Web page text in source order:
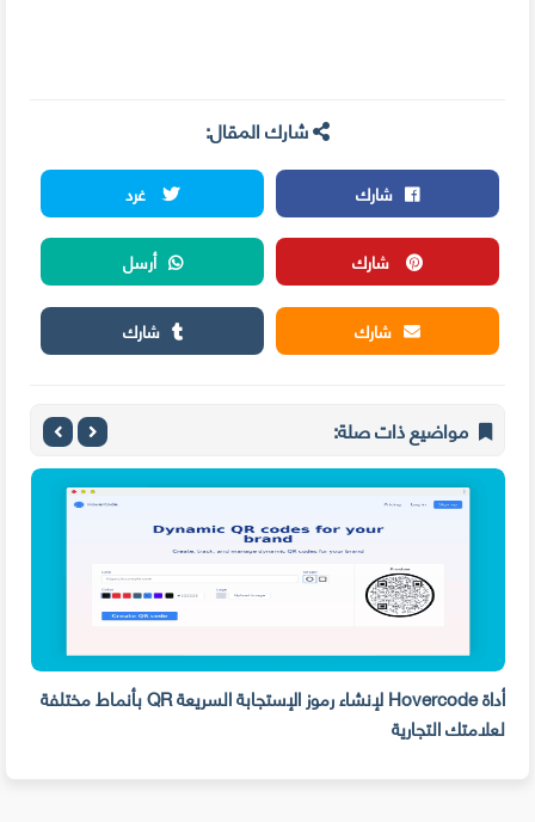
شارك المقال:
شارك
غرد
شارك
أرسل
شارك
شارك
مواضيع ذات صلة:
أداة Hovercode لإنشاء رموز الإستجابة السريعة QR بأنماط مختلفة
لعلامتك التجارية